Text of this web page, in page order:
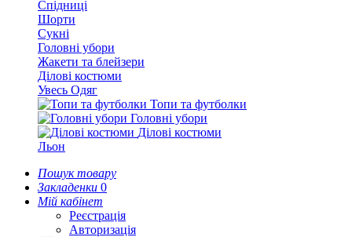
Спідниці
Шорти
Сукні
Головні убори
Жакети та блейзери
Ділові костюми
Увесь Одяг
Топи та футболки
Головні убори
Ділові костюми
Льон
Пошук товару
Закладенки 0
Мій кабінет
Реєстрація
Авторизація